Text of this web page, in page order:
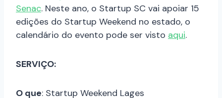
Senac. Neste ano, o Startup SC vai apoiar 15
edições do Startup Weekend no estado, o
calendário do evento pode ser visto aqui.
SERVIÇO:
O que: Startup Weekend Lages